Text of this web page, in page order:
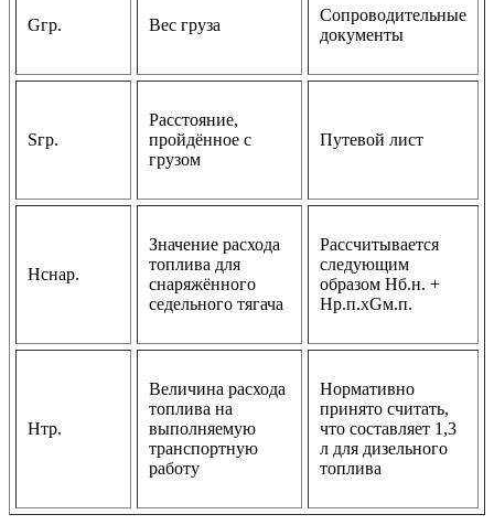
Gгр. Вес груза
Сопроводительные
документы
Sгр.
Расстояние,
пройдённое с
грузом
Путевой лист
Hснар.
Значение расхода
топлива для
снаряжённого
седельного тягача
Рассчитывается
следующим
образом Hб.н. +
Hр.п.xGм.п.
Hтр.
Величина расхода
топлива на
выполняемую
транспортную
работу
Нормативно
принято считать,
что составляет 1,3
л для дизельного
топлива